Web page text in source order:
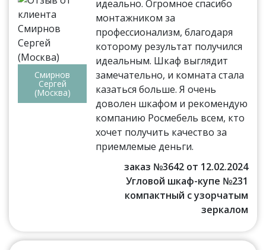
Смирнов
Сергей
(Москва)
идеально. Огромное спасибо
монтажником за
профессионализм, благодаря
которому результат получился
идеальным. Шкаф выглядит
замечательно, и комната стала
казаться больше. Я очень
доволен шкафом и рекомендую
компанию Росмебель всем, кто
хочет получить качество за
приемлемые деньги.
заказ №3642 от 12.02.2024
Угловой шкаф-купе №231
компактный с узорчатым
зеркалом